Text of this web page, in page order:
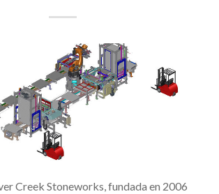
Creek Stoneworks, fundada en 2006